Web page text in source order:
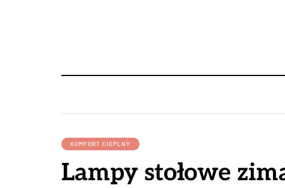
KOMFORT CIEPLNY
Lampy stołowe